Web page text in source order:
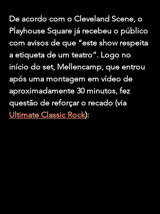
De acordo com o Cleveland Scene, o
Playhouse Square já recebeu o público
com avisos de que “este show respeita
a etiqueta de um teatro”. Logo no
início do set, Mellencamp, que entrou
após uma montagem em vídeo de
aproximadamente 30 minutos, fez
questão de reforçar o recado (via
Ultimate Classic Rock):